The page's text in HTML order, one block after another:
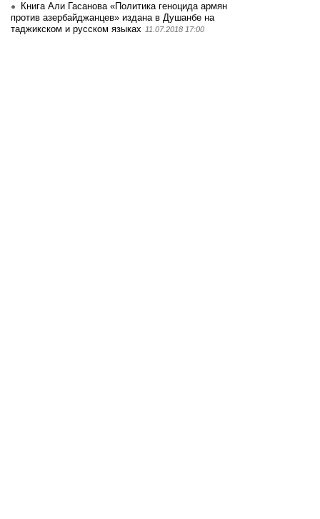
Книга Али Гасанова «Политика геноцида армян
против азербайджанцев» издана в Душанбе на
таджикском и русском языках 11.07.2018 17:00